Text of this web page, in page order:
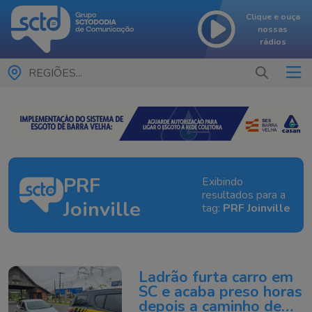
Clique e ouça
nossas
rádios
REGIÕES...
PRF
Joinville
Exibindo
resultados para a
tag: PRF Joinville
Ladrão furta carro em
SC e acaba preso horas
depois a caminho de